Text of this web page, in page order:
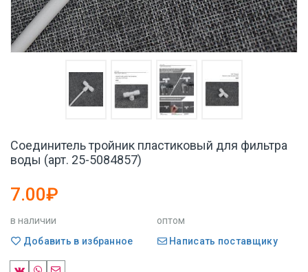
Соединитель тройник пластиковый для фильтра
воды (арт. 25-5084857)
7.00₽
в наличии
оптом
Добавить в избранное
Написать поставщику